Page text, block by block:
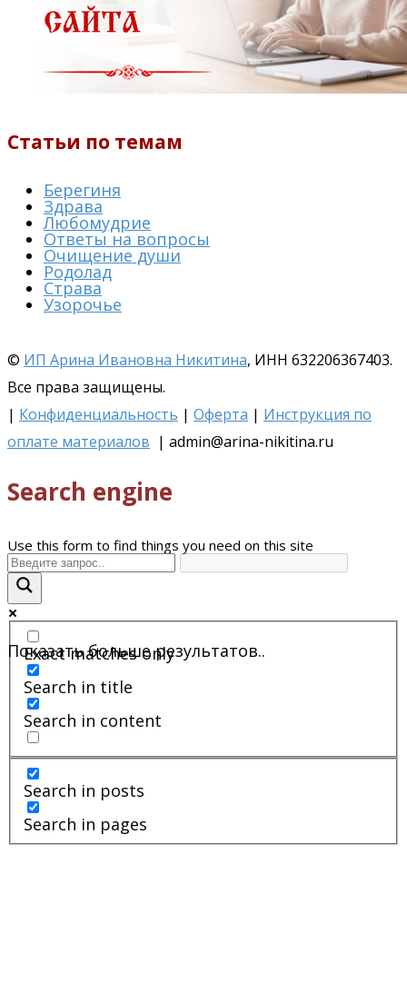
Статьи по темам
Берегиня
Здрава
Любомудрие
Ответы на вопросы
Очищение души
Родолад
Страва
Узорочье
© ИП Арина Ивановна Никитина, ИНН 632206367403.
Все права защищены.
| Конфиденциальность | Оферта | Инструкция по
оплате материалов | admin@arina-nikitina.ru
Search engine
Use this form to find things you need on this site
Показать больше результатов..
Exact matches only
Search in title
Search in content
Search in posts
Search in pages